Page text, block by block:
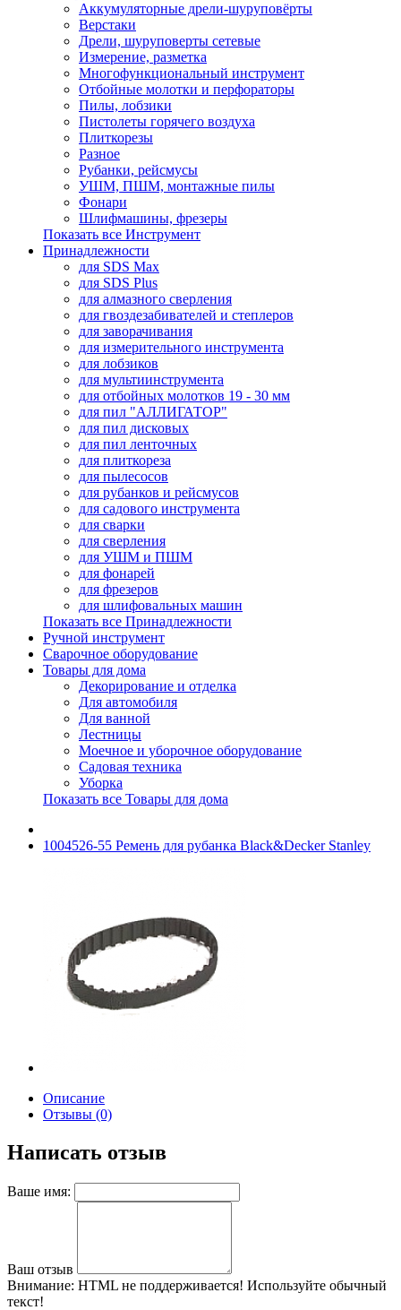
Аккумуляторные дрели-шуруповёрты
Верстаки
Дрели, шуруповерты сетевые
Измерение, разметка
Многофункциональный инструмент
Отбойные молотки и перфораторы
Пилы, лобзики
Пистолеты горячего воздуха
Плиткорезы
Разное
Рубанки, рейсмусы
УШМ, ПШМ, монтажные пилы
Фонари
Шлифмашины, фрезеры
Показать все Инструмент
Принадлежности
для SDS Max
для SDS Plus
для алмазного сверления
для гвоздезабивателей и степлеров
для заворачивания
для измерительного инструмента
для лобзиков
для мультиинструмента
для отбойных молотков 19 - 30 мм
для пил "АЛЛИГАТОР"
для пил дисковых
для пил ленточных
для плиткореза
для пылесосов
для рубанков и рейсмусов
для садового инструмента
для сварки
для сверления
для УШМ и ПШМ
для фонарей
для фрезеров
для шлифовальных машин
Показать все Принадлежности
Ручной инструмент
Сварочное оборудование
Товары для дома
Декорирование и отделка
Для автомобиля
Для ванной
Лестницы
Моечное и уборочное оборудование
Садовая техника
Уборка
Показать все Товары для дома
1004526-55 Ремень для рубанка Black&Decker Stanley
Описание
Отзывы (0)
Написать отзыв
Ваше имя:
Ваш отзыв
Внимание: HTML не поддерживается! Используйте обычный
текст!